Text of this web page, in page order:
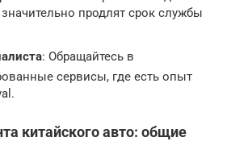
продлят срок службы
: Обращайтесь в
сервисы, где есть опыт
китайского авто: общие